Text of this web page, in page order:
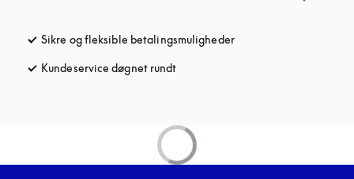
Sikre og fleksible betalingsmulighederåbnes under en ny fane
Kundeservice døgnet rundt